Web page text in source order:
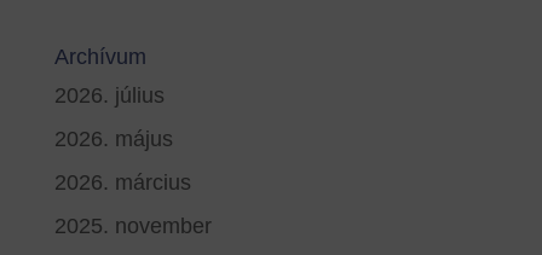
Archívum
2026. július
2026. május
2026. március
2025. november